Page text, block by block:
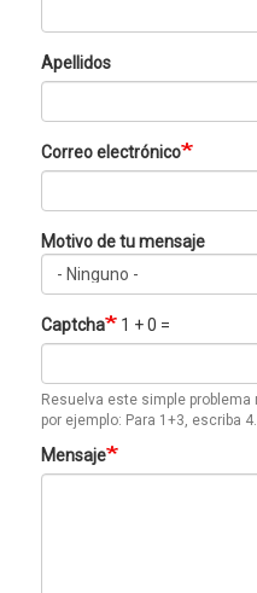
Apellidos
Correo electrónico
Motivo de tu mensaje
Motivo
de
tu
mensaje
Captcha 1 + 0 =
Resuelva este simple
por ejemplo: Para 1+3, escriba 4.
Mensaje